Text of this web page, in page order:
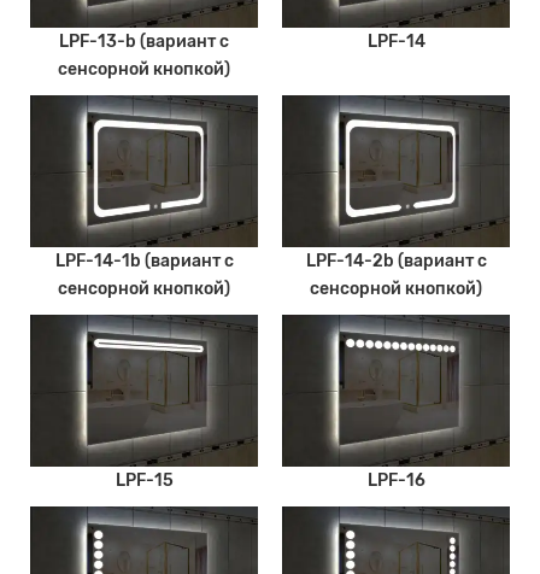
LPF-13-b (вариант с
сенсорной кнопкой)
LPF-14
LPF-14-1b (вариант с
сенсорной кнопкой)
LPF-14-2b (вариант с
сенсорной кнопкой)
LPF-15 LPF-16